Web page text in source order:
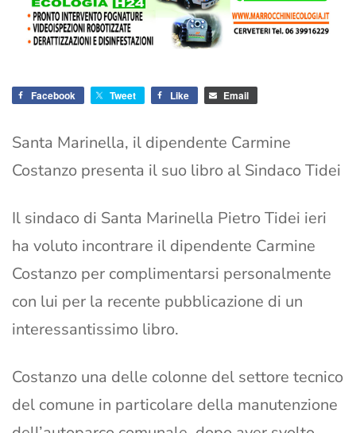
Facebook Tweet Like Email
Santa Marinella, il dipendente Carmine
Costanzo presenta il suo libro al Sindaco Tidei
Il sindaco di Santa Marinella Pietro Tidei ieri
ha voluto incontrare il dipendente Carmine
Costanzo per complimentarsi personalmente
con lui per la recente pubblicazione di un
interessantissimo libro.
Costanzo una delle colonne del settore tecnico
del comune in particolare della manutenzione